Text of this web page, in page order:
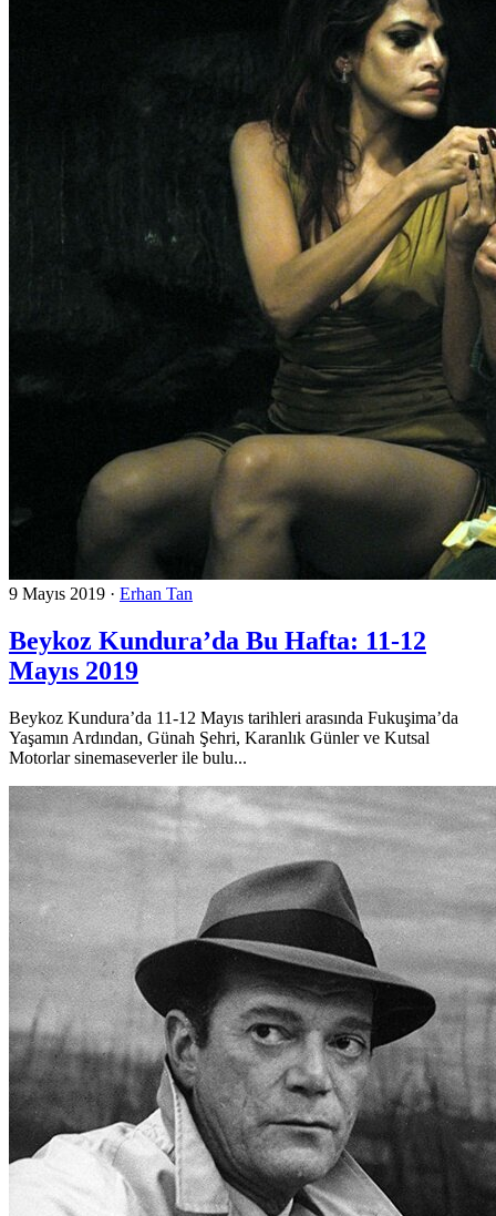
9 Mayıs 2019 · Erhan Tan
Beykoz Kundura’da Bu Hafta: 11-12
Mayıs 2019
Beykoz Kundura’da 11-12 Mayıs tarihleri arasında Fukuşima’da
Yaşamın Ardından, Günah Şehri, Karanlık Günler ve Kutsal
Motorlar sinemaseverler ile bulu...